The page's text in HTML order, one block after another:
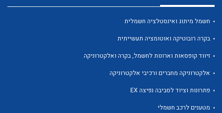
חשמל מיתוג ואינסטלציה חשמלית
בקרה רובוטיקה ואוטומציה תעשייתית
זיווד קופסאות וארונות לחשמל, בקרה ואלקטרוניקה
אלקטרוניקה מחברים ורכיבי אלקטרוניקה
פתרונות וציוד לסביבה נפיצה EX
מטענים לרכב חשמלי